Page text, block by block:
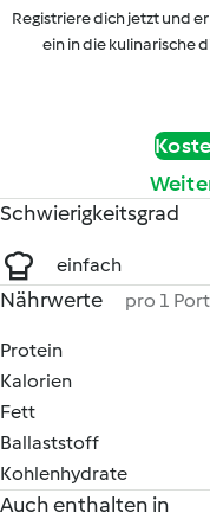
Registriere dich jetzt und
ein in die kulinarische
Schwierigkeitsgrad
einfach
Nährwerte pro 1
Protein
Kalorien
Fett
Ballaststoff
Kohlenhydrate
Auch enthalten in